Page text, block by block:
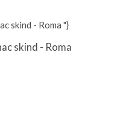
skind - Roma "}
skind - Roma